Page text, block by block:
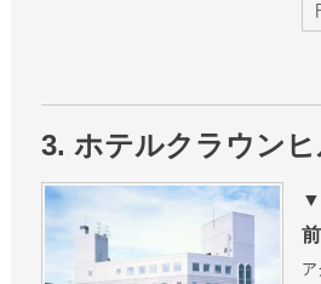
3. ホテルクラウン